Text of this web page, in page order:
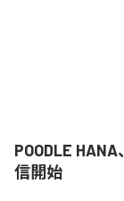
POODLE
信開始